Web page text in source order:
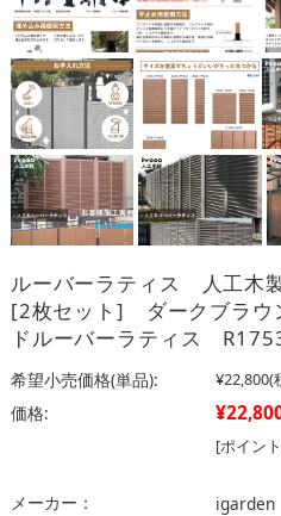
ルーバーラティス 人工
[2枚セット] ダークブラ
ドルーバーラティス
希望小売価格(単品): ¥22,800(
価格:
[ポイン
メーカー：
igarden